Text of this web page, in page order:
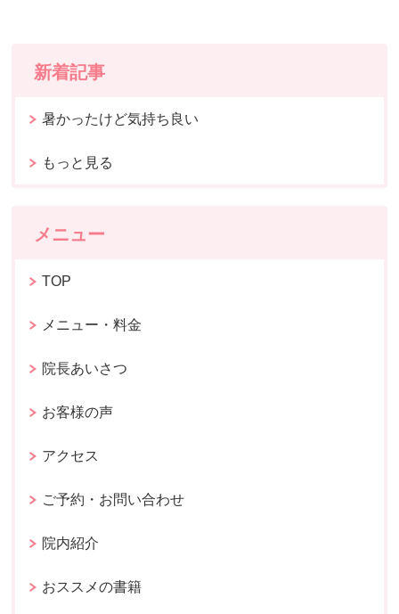
新着記事
暑かったけど気持ち良い
もっと見る
メニュー
TOP
メニュー・料金
院長あいさつ
お客様の声
アクセス
ご予約・お問い合わせ
院内紹介
おススメの書籍